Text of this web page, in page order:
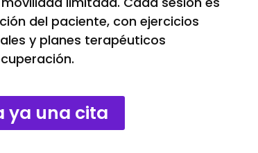
del paciente, con ejercicios
y planes terapéuticos
ya una cita